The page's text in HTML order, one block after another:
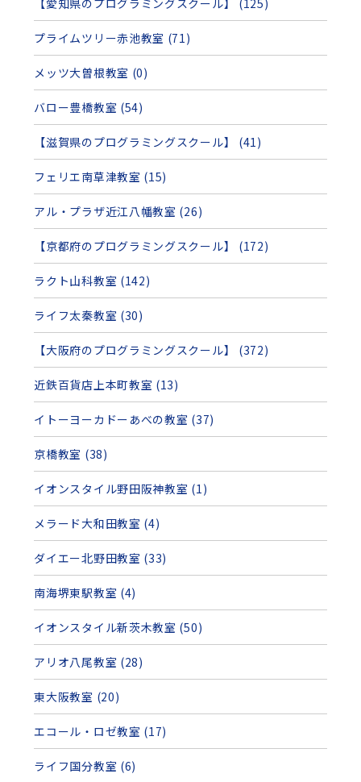
【愛知県のプログラミングスクール】 (125)
プライムツリー赤池教室 (71)
メッツ大曽根教室 (0)
バロー豊橋教室 (54)
【滋賀県のプログラミングスクール】 (41)
フェリエ南草津教室 (15)
アル・プラザ近江八幡教室 (26)
【京都府のプログラミングスクール】 (172)
ラクト山科教室 (142)
ライフ太秦教室 (30)
【大阪府のプログラミングスクール】 (372)
近鉄百貨店上本町教室 (13)
イトーヨーカドーあべの教室 (37)
京橋教室 (38)
イオンスタイル野田阪神教室 (1)
メラード大和田教室 (4)
ダイエー北野田教室 (33)
南海堺東駅教室 (4)
イオンスタイル新茨木教室 (50)
アリオ八尾教室 (28)
東大阪教室 (20)
エコール・ロゼ教室 (17)
ライフ国分教室 (6)